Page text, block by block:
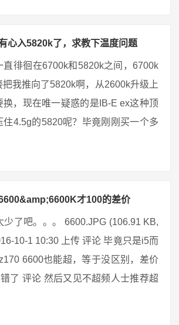
心入5820k了，求教下温度问题
直徘徊在6700k和5820k之间，6700k
我推向了5820k啊，从2600k升级上
换，现在唯一疑惑的是IB-E ex这种顶
住4.5g的5820呢？毕竟刚刚买一个多
才100的差价
少了吧。。。 6600.JPG (106.91 KB,
10-1 10:30 上传 评论 毕竟只是i5而
6600也能超，等于没区别，差价
了 评论 然后又见不超频人士推荐超